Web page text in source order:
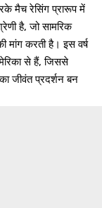
मैच रेसिंग प्रारूप में
है, जो सामरिक
करती है। इस वर्ष
से हैं, जिससे
जीवंत प्रदर्शन बन